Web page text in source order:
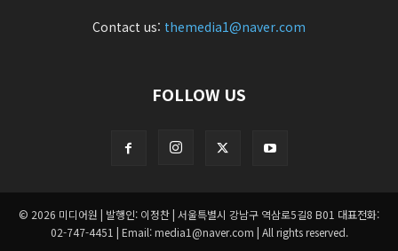
Contact us: themedia1@naver.com
FOLLOW US
© 2026 미디어원 | 발행인: 이정찬 | 서울특별시 강남구 역삼로5길8 B01 대표전화:
02-747-4451 | Email: media1@naver.com | All rights reserved.